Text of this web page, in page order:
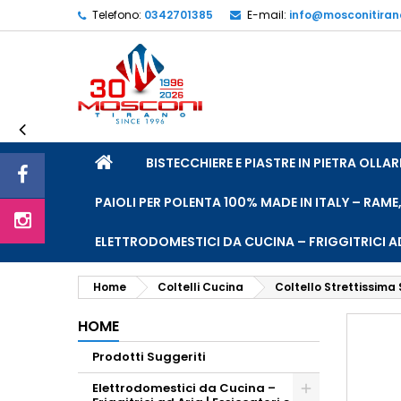
Telefono: 0342701385 E-mail:
HOMEBISTECCHIERE E PIASTRE IN PIETRA
PAIOLI PER POLENTA 100% MADE IN ITALY –
ELETTRODOMESTICI DA CUCINA – FRIGGITRICI
Home Coltelli Cucina Coltello Strettissima
HOME
Prodotti Suggeriti
Elettrodomestici da Cucina –